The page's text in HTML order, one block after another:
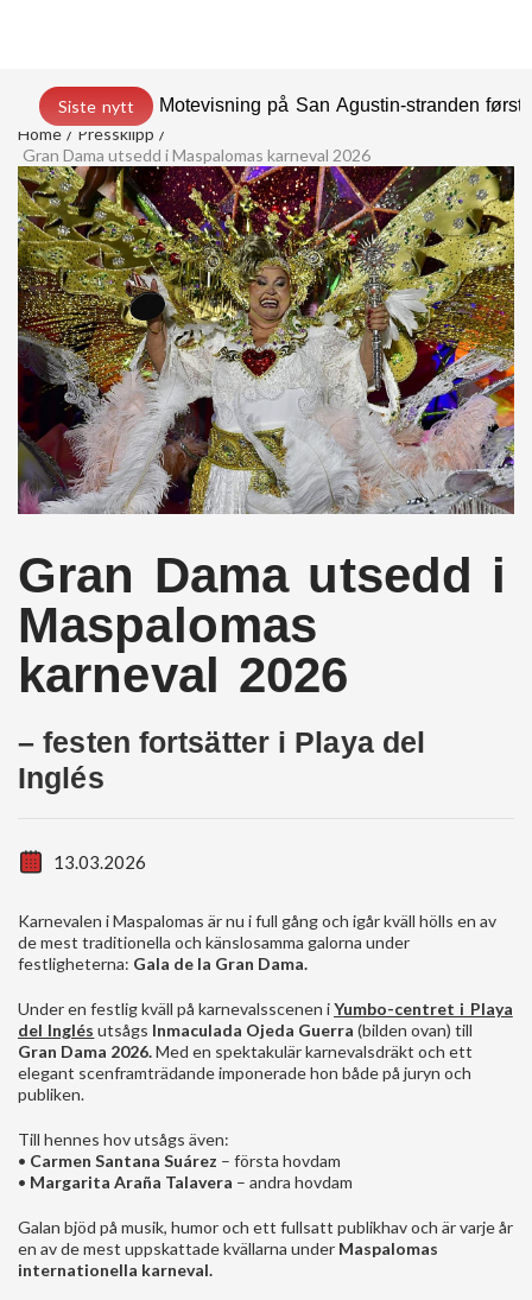
Siste nytt
Motevisning på San Agustin-stranden
Home
Pressklipp
Gran Dama utsedd i Maspalomas karneval 2026
Gran Dama utsedd i
Maspalomas
karneval 2026
– festen fortsätter i Playa del
Inglés
13.03.2026
Karnevalen i Maspalomas är nu i full gång och igår kväll hölls en av
de mest traditionella och känslosamma galorna under
festligheterna: Gala de la Gran Dama.
Under en festlig kväll på karnevalsscenen iYumbo-centret i Playa
del Inglés utsågs Inmaculada Ojeda Guerra(bilden ovan) till
Gran Dama 2026.Med en spektakulär karnevalsdräkt och ett
elegant scenframträdande imponerade hon både på juryn och
publiken.
Till hennes hov utsågs även:
• Carmen Santana Suárez – första hovdam
• Margarita Araña Talavera – andra hovdam
Galan bjöd på musik, humor och ett fullsatt publikhav och är varje år
en av de mest uppskattade kvällarna under Maspalomas
internationella karneval.